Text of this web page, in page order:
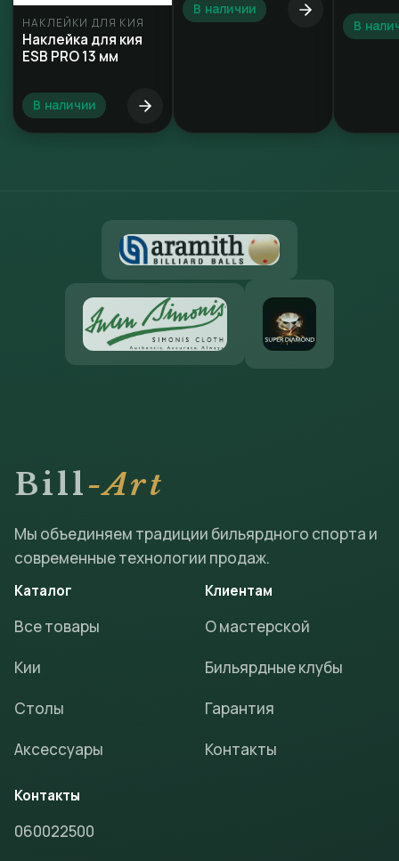
НАКЛЕЙКИ ДЛЯ КИЯ
Наклейка для кия
ESB PRO 13 мм
В наличии
В наличии
В
Bill-Art
Мы объединяем традиции бильярдного спорта и
современные технологии продаж.
Каталог
Все товары
Кии
Столы
Аксессуары
Клиентам
О мастерской
Бильярдные клубы
Гарантия
Контакты
Контакты
060022500